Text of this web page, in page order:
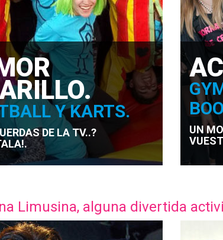
Y KARTS.
DE LA TV..?
UN
Limusina, alguna divertida